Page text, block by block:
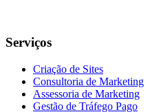
Serviços
Criação de Sites
Consultoria de Marketing
Assessoria de Marketing
Gestão de Tráfego Pago